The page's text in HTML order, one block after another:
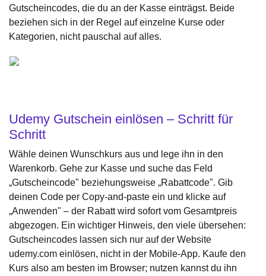
Gutscheincodes, die du an der Kasse einträgst. Beide
beziehen sich in der Regel auf einzelne Kurse oder
Kategorien, nicht pauschal auf alles.
Udemy Gutschein einlösen – Schritt für
Schritt
Wähle deinen Wunschkurs aus und lege ihn in den
Warenkorb. Gehe zur Kasse und suche das Feld
„Gutscheincode" beziehungsweise „Rabattcode". Gib
deinen Code per Copy-and-paste ein und klicke auf
„Anwenden" – der Rabatt wird sofort vom Gesamtpreis
abgezogen. Ein wichtiger Hinweis, den viele übersehen:
Gutscheincodes lassen sich nur auf der Website
udemy.com einlösen, nicht in der Mobile-App. Kaufe den
Kurs also am besten im Browser; nutzen kannst du ihn